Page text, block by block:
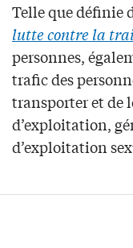
Telle que définie
lutte contre la
personnes,
trafic des
transporter et de
d’exploitation,
d’exploitation